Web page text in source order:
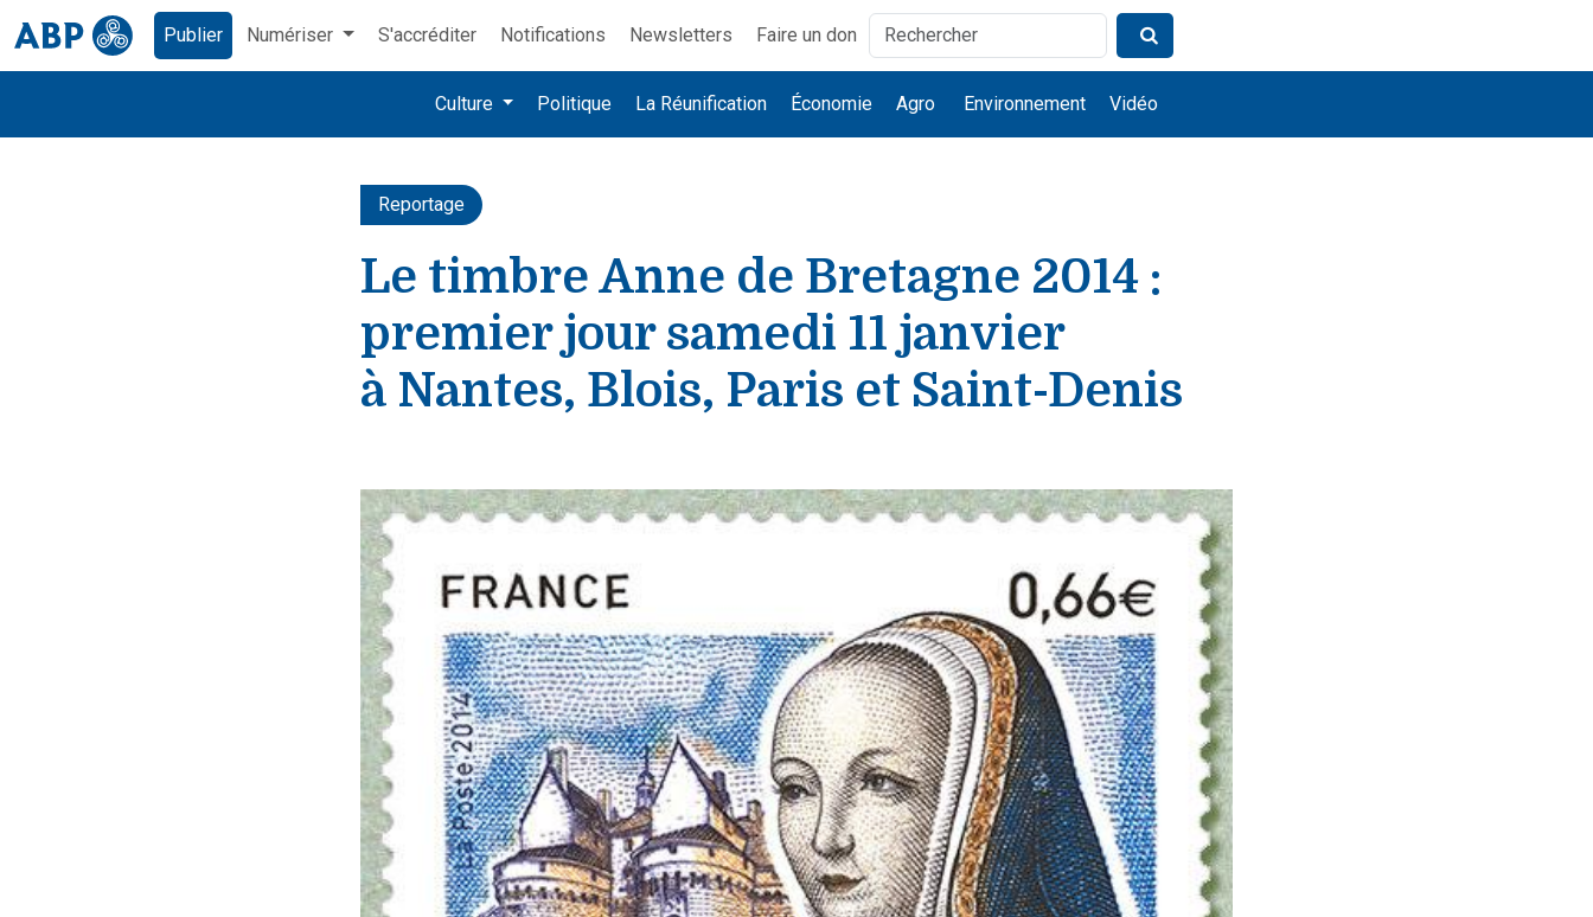
Publier Numériser S'accréditer Notifications Newsletters Faire un don
Culture Politique La Réunification Économie Agro Environnement Vidéo
Reportage
Le timbre Anne de Bretagne 2014 :
premier jour samedi 11 janvier
à Nantes, Blois, Paris et Saint-Denis